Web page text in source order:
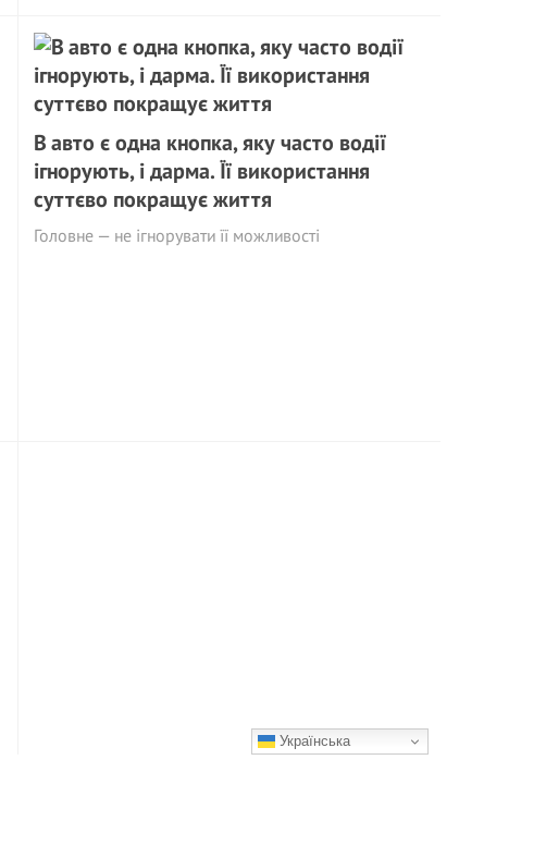
В авто є одна кнопка, яку часто водії
ігнорують, і дарма. Її використання
суттєво покращує життя
Головне — не ігнорувати її можливості
Українська